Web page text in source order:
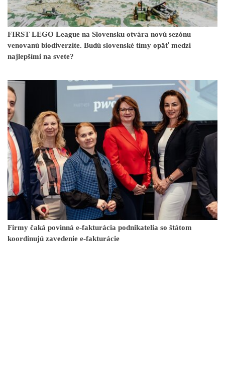
FIRST LEGO League na Slovensku otvára novú sezónu
venovanú biodiverzite. Budú slovenské tímy opäť medzi
najlepšími na svete?
Firmy čaká povinná e-fakturácia podnikatelia so štátom
koordinujú zavedenie e-fakturácie